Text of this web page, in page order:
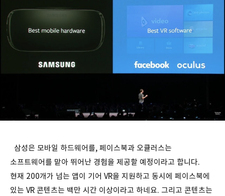
삼성은 모바일 하드웨어를, 페이스북과 오큘러스는
소프트웨어를 맡아 뛰어난 경험을 제공할 예정이라고 합니다.
현재 200개가 넘는 앱이 기어 VR을 지원하고 동시에 페이스북에
있는 VR 콘텐츠는 백만 시간 이상이라고 하네요. 그리고 콘텐츠는